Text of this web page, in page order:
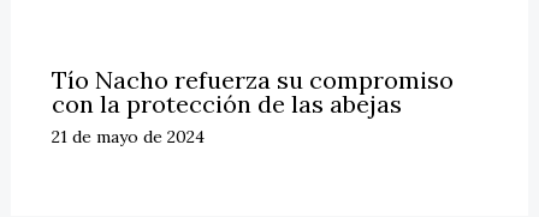
Tío Nacho refuerza su compromiso
con la protección de las abejas
21 de mayo de 2024